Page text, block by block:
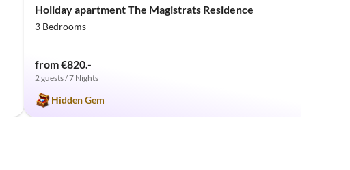
Holiday apartment The Magistrats Residence
3 Bedrooms
from €820.-
2 guests / 7 Nights
Hidden Gem